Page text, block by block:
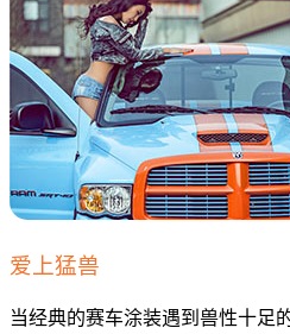
爱上猛兽
当经典的赛车涂装遇到兽性十足